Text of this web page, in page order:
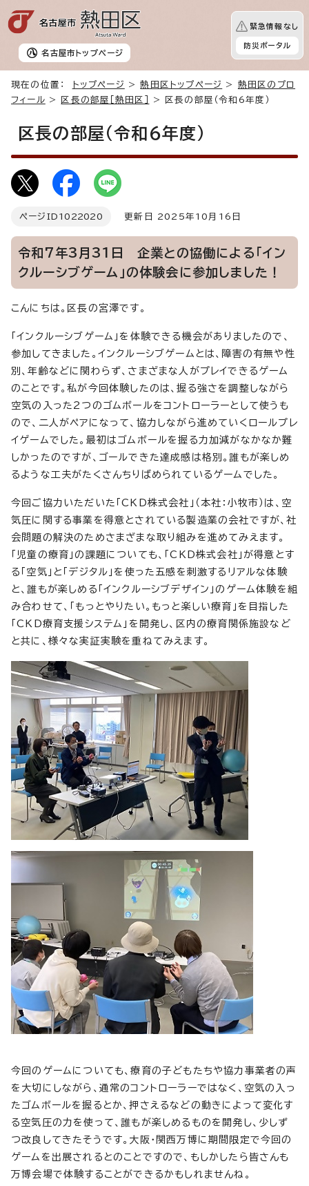
名古屋市 トップページ
緊急情報なし
防災ポータル
現在の位置： トップページ >熱田区トップページ > 熱田区のプロ
フィール > 区長の部屋［熱田区］ > 区長の部屋（令和6年度）
区長の部屋（令和6年度）
ページID 1022020 更新日 2025年10月16日
令和7年3月31日 企業との協働による「イン
クルーシブゲーム」の体験会に参加しました！
こんにちは。区長の宮澤です。
「インクルーシブゲーム」を体験できる機会がありましたので、
参加してきました。インクルーシブゲームとは、障害の有無や性
別、年齢などに関わらず、さまざまな人がプレイできるゲーム
のことです。私が今回体験したのは、握る強さを調整しながら
空気の入った2つのゴムボールをコントローラーとして使うも
ので、二人がペアになって、協力しながら進めていくロールプレ
イゲームでした。最初はゴムボールを握る力加減がなかなか難
しかったのですが、ゴールできた達成感は格別。誰もが楽しめ
るような工夫がたくさんちりばめられているゲームでした。
今回ご協力いただいた「CKD株式会社」（本社：小牧市）は、空
気圧に関する事業を得意とされている製造業の会社ですが、社
会問題の解決のためさまざまな取り組みを進めてみえます。
「児童の療育」の課題についても、「CKD株式会社」が得意とす
る「空気」と「デジタル」を使った五感を刺激するリアルな体験
と、誰もが楽しめる「インクルーシブデザイン」のゲーム体験を組
み合わせて、「もっとやりたい。もっと楽しい療育」を目指した
「CKD療育支援システム」を開発し、区内の療育関係施設など
と共に、様々な実証実験を重ねてみえます。
今回のゲームについても、療育の子どもたちや協力事業者の声
を大切にしながら、通常のコントローラーではなく、空気の入っ
たゴムボールを握るとか、押さえるなどの動きによって変化す
る空気圧の力を使って、誰もが楽しめるものを開発し、少しず
つ改良してきたそうです。大阪・関西万博に期間限定で今回の
ゲームを出展されるとのことですので、もしかしたら皆さんも
万博会場で体験することができるかもしれませんね。